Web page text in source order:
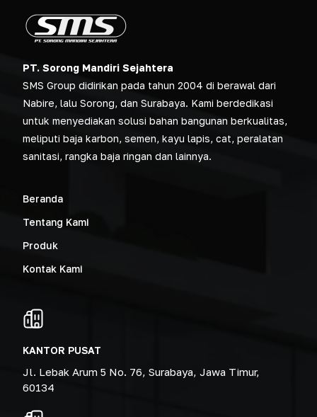
PT. Sorong Mandiri Sejahtera
SMS Group didirikan pada tahun 2004 di berawal dari
Nabire, lalu Sorong, dan Surabaya. Kami berdedikasi
untuk menyediakan solusi bahan bangunan berkualitas,
meliputi baja karbon, semen, kayu lapis, cat, peralatan
sanitasi, rangka baja ringan dan lainnya.
Beranda
Tentang Kami
Produk
Kontak Kami
KANTOR PUSAT
Jl. Lebak Arum 5 No. 76, Surabaya, Jawa Timur,
60134